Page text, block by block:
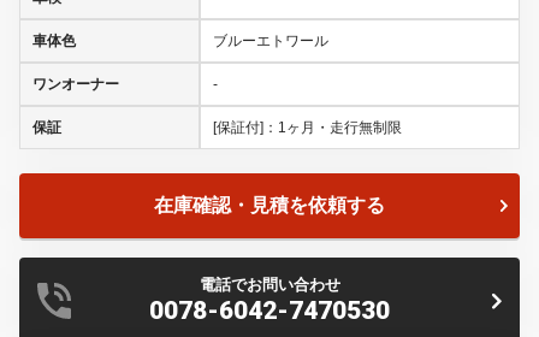
車体色 ブルーエトワール
ワンオーナー -
保証 [保証付]：1ヶ月・走行無制限
在庫確認・見積を依頼する
電話でお問い合わせ
0078-6042-7470530